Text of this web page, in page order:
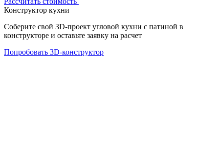
Конструктор кухни
Соберите свой 3D-проект угловой кухни с патиной в
конструкторе и оставьте заявку на расчет
Попробовать 3D-конструктор